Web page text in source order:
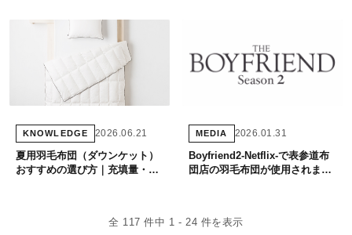
KNOWLEDGE 2026.06.21
夏用羽毛布団（ダウンケット）
おすすめの選び方｜充填量・素
MEDIA 2026.01.31
Boyfriend2-Netflix-で表参道布
団店の羽毛布団が使用されまし
全 117 件中 1 - 24 件を表示